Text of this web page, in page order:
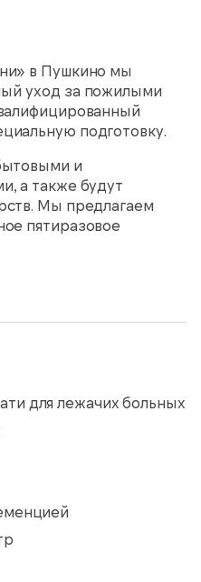
в Пушкино мы
уход за пожилыми
подготовку.
и
а также будут
Мы предлагаем
пятиразовое
для лежачих больных